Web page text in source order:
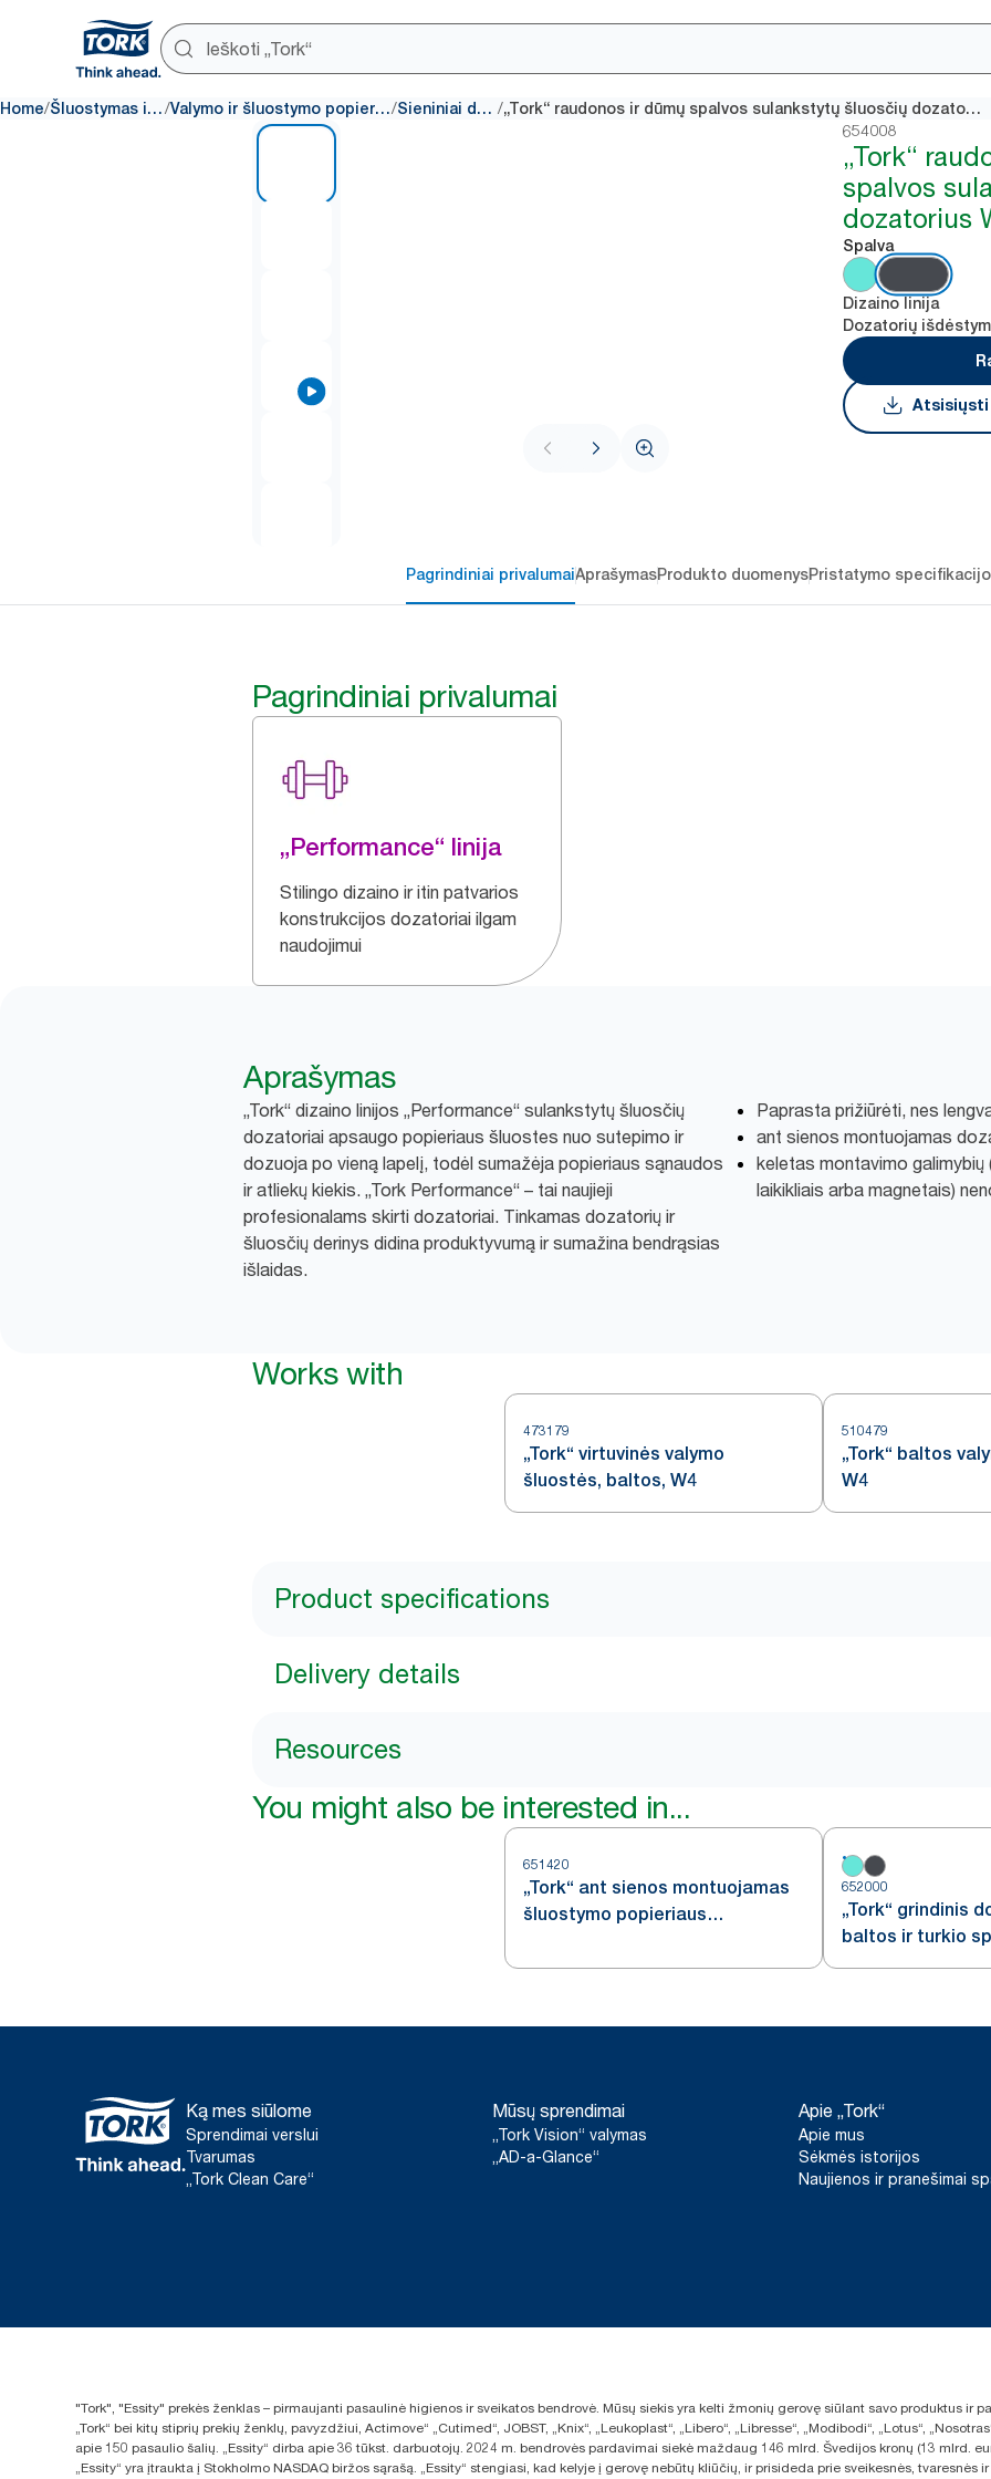
Home/ Šluostymas ir valymas / Valymo ir šluostymo popieriaus dozatoriai/ Sieniniai dozatoriai / „Tork“ raudonos ir dūmų spalvos sulankstytų šluosčių dozatorius W4
654008
„Tork“
spalvos
dozatorius
Spalva
Dizaino linija
Dozatorių
Atsisiųsti
Pagrindiniai privalumaiAprašymasProdukto duomenysPristatymo
Pagrindiniai privalumai
„Performance“ linija
Stilingo dizaino ir itin patvarios
konstrukcijos dozatoriai ilgam
naudojimui
Aprašymas
„Tork“ dizaino linijos „Performance“ sulankstytų šluosčių
dozatoriai apsaugo popieriaus šluostes nuo sutepimo ir
dozuoja po vieną lapelį, todėl sumažėja popieriaus sąnaudos
ir atliekų kiekis. „Tork Performance“ – tai naujieji
profesionalams skirti dozatoriai. Tinkamas dozatorių ir
šluosčių derinys didina produktyvumą ir sumažina bendrąsias
išlaidas.
Paprasta prižiūrėti, nes
ant sienos montuojamas
keletas montavimo galimybių
laikikliais arba magnetais)
Works with
473179
„Tork“ virtuvinės valymo
šluostės, baltos, W4
510479
„Tork“ baltos
W4
Product specifications
Delivery details
Resources
You might also be interested in...
651420
„Tork“ ant sienos montuojamas
šluostymo popieriaus
plovimo vietoms, baltos ir turkio
652000
„Tork“ grindinis
baltos ir turkio
Ką mes siūlome
Sprendimai verslui
Tvarumas
„Tork Clean Care“
Mūsų sprendimai
„Tork Vision“ valymas
„AD-a-Glance“
Apie „Tork“
Apie mus
Sėkmės istorijos
Naujienos ir pranešimai
"Tork", "Essity" prekės ženklas – pirmaujanti pasaulinė higienos ir sveikatos bendrovė. Mūsų siekis yra kelti žmonių gerovę siūlant savo produktus ir
„Tork“ bei kitų stiprių prekių ženklų, pavyzdžiui, Actimove“ „Cutimed“, JOBST, „Knix“, „Leukoplast“, „Libero“, „Libresse“, „Modibodi“, „Lotus“,
apie 150 pasaulio šalių. „Essity“ dirba apie 36 tūkst. darbuotojų. 2024 m. bendrovės pardavimai siekė maždaug 146 mlrd. Švedijos kronų (13 mlrd.
„Essity“ yra įtraukta į Stokholmo NASDAQ biržos sąrašą. „Essity“ stengiasi, kad kelyje į gerovę nebūtų kliūčių, ir prisideda prie sveikesnės,